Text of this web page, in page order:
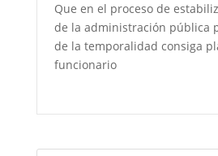
Que en el proceso de
de la administración pública
de la temporalidad consiga
funcionario